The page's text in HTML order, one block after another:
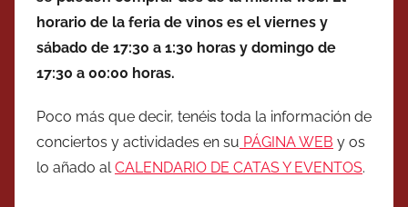
horario de la feria de vinos es el viernes y
sábado de 17:30 a 1:30 horas y domingo de
17:30 a 00:00 horas.
Poco más que decir, tenéis toda la información de
conciertos y actividades en su PÁGINA WEB y os
lo añado alCALENDARIO DE CATAS Y EVENTOS.